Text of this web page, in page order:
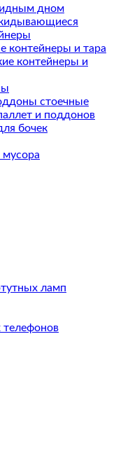
дном
контейнеры и тара
контейнеры и
стоечные
и поддонов
бочек
мусора
ламп